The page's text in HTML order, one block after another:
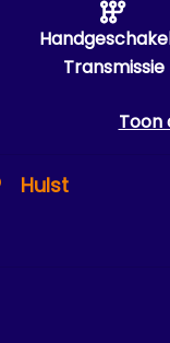
Transmissie
Toon
Hulst